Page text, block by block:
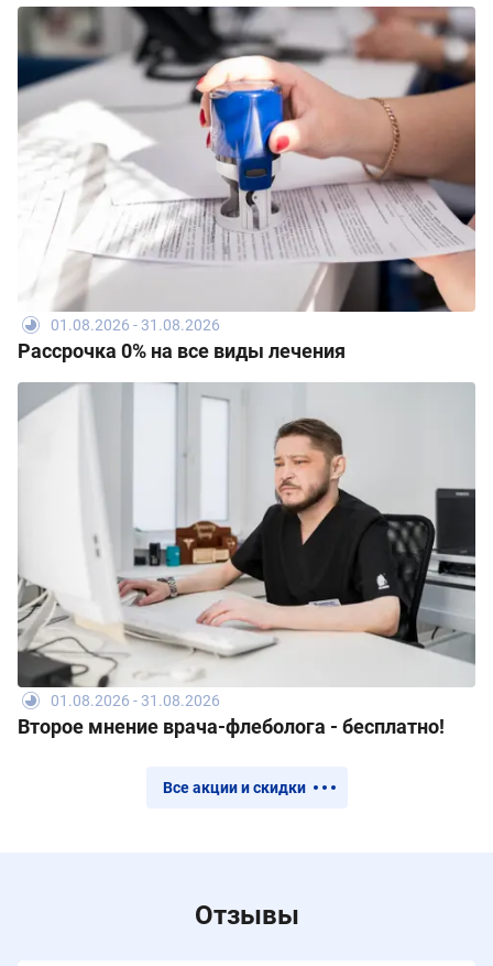
01.08.2026 - 31.08.2026
Рассрочка 0% на все виды лечения
01.08.2026 - 31.08.2026
Второе мнение врача-флеболога - бесплатно!
Все акции и скидки
Отзывы